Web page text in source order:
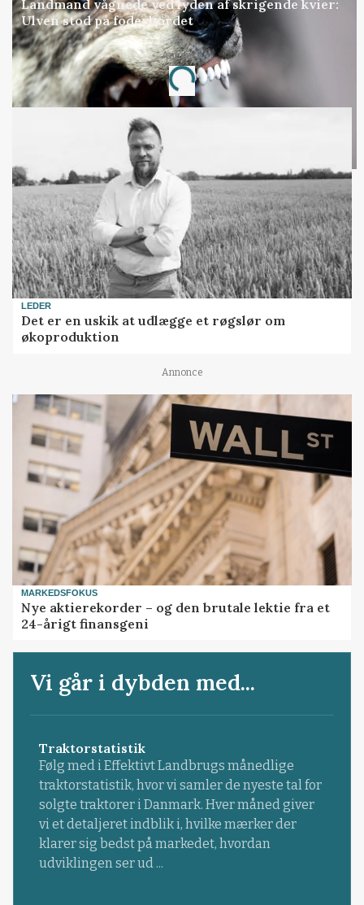
Landmand vågnede ved lyden af skrigende kvier:
Ulven stod på foderbordet
Annonce
Loading...
LEDER
Det er en uskik at udlægge et røgslør om
økoproduktion
Annonce
MARKEDSFOKUS
Nye aktierekorder – og den brutale lektie fra et
24-årigt finansgeni
Vi går i dybden med...
Traktorstatistik
Følg med i Effektivt Landbrugs månedlige
traktorstatistik, hvor vi samler de nyeste tal for
solgte traktorer i Danmark. Hver måned giver
vi et detaljeret indblik i, hvilke mærker der
klarer sig bedst på markedet, hvordan
udviklingen ser ud ...